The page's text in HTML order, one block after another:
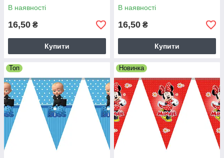
В наявності
16,50 ₴
Купити
В наявності
16,50 ₴
Купити
Топ Новинка